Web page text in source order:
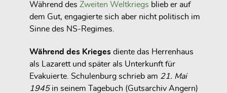
Während des Zweiten Weltkriegs blieb er auf
dem Gut, engagierte sich aber nicht politisch im
Sinne des NS-Regimes.
Während des Krieges diente das Herrenhaus
als Lazarett und später als Unterkunft für
Evakuierte. Schulenburg schrieb am 21. Mai
1945in seinem Tagebuch (Gutsarchiv Angern)